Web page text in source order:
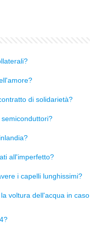
di solidarietà?
all'imperfetto?
i capelli lunghissimi?
voltura dell'acqua in caso